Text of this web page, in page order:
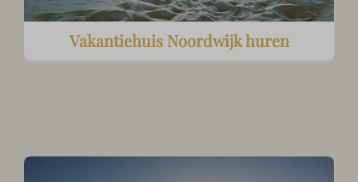
Vakantiehuis Noordwijk huren